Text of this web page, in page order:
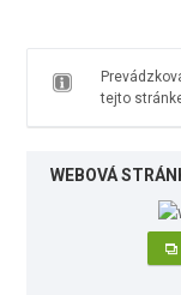
tejto
WEBOVÁ